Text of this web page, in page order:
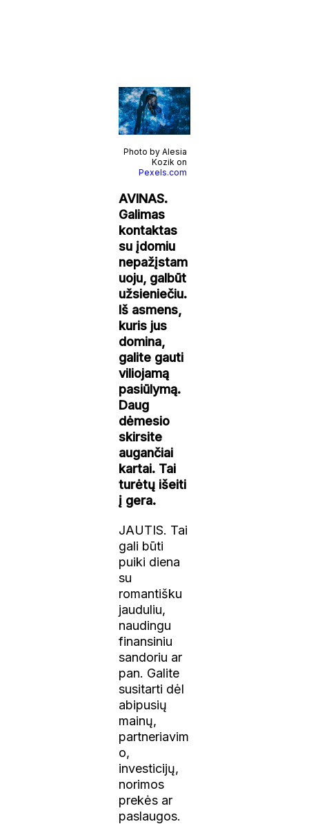
Photo by Alesia
Kozik on
Pexels.com
AVINAS.
Galimas
kontaktas
su įdomiu
nepažįstam
uoju, galbūt
užsieniečiu.
Iš asmens,
kuris jus
domina,
galite gauti
viliojamą
pasiūlymą.
Daug
dėmesio
skirsite
augančiai
kartai. Tai
turėtų išeiti
į gera.
JAUTIS. Tai
gali būti
puiki diena
su
romantišku
jauduliu,
naudingu
finansiniu
sandoriu ar
pan. Galite
susitarti dėl
abipusių
mainų,
partneriavim
o,
investicijų,
norimos
prekės ar
paslaugos.